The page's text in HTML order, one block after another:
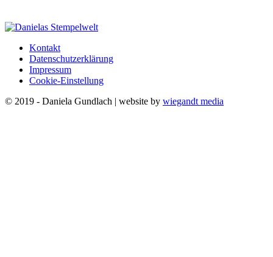
Kontakt
Datenschutzerklärung
Impressum
Cookie-Einstellung
© 2019 - Daniela Gundlach | website by wiegandt media